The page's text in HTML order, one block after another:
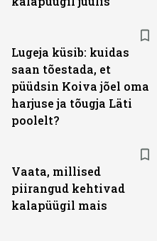
Lugeja küsib: kuidas
saan tõestada, et
püüdsin Koiva jõel oma
harjuse ja tõugja Läti
poolelt?
Vaata, millised
piirangud kehtivad
kalapüügil mais